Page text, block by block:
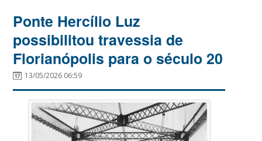
Ponte Hercílio Luz
possibilitou travessia de
Florianópolis para o século 20
13/05/2026 06:59